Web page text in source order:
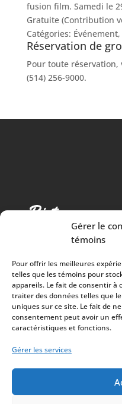
Gérer le
témoins
Pour offrir les meilleures
telles que les témoins pour
appareils. Le fait de consentir
traiter des données telles que
uniques sur ce site. Le fait de
consentement peut avoir un
caractéristiques et fonctions.
Gérer les services
fusion film. Samedi le
Gratuite (Contribution
Catégories:
Réservation de
Pour toute
(514) 256-9000.
Cuisine chaleureuse,
des surplus versés à la
À PROPOS
Mission